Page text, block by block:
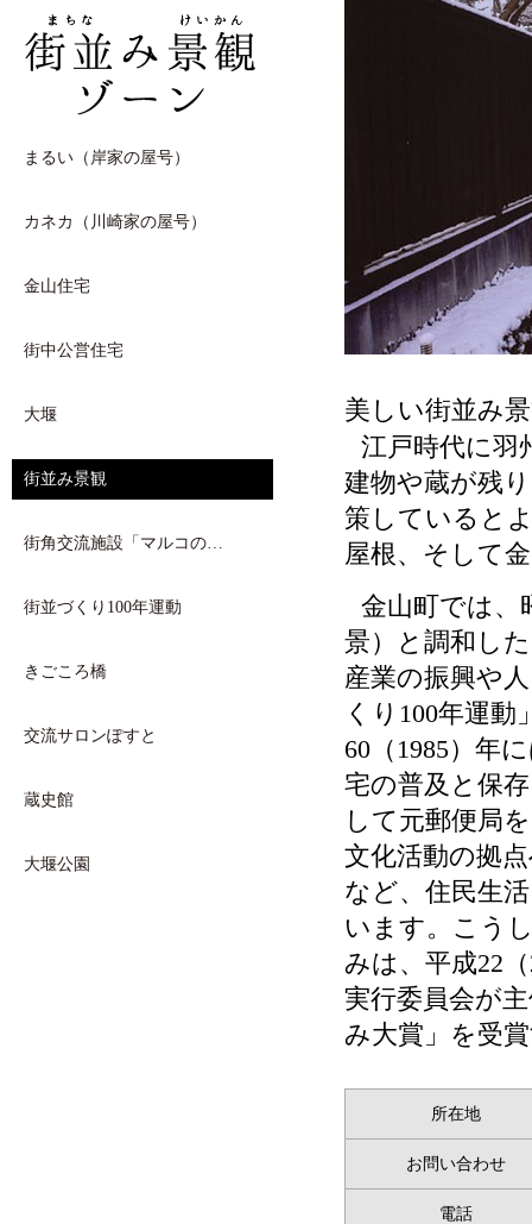
美しい街並み
江戸時代に羽
建物や蔵が残
策していると
屋根、そして
金山町では、
景）と調和し
産業の振興や
くり100年運
60（1985）年
宅の普及と保
して元郵便局
文化活動の拠
など、住民生
います。こう
みは、平成22
実行委員会が
み大賞」を受
所在地
お問い合わせ
電話
まるい（岸家の屋号）
カネカ（川崎家の屋号）
金山住宅
街中公営住宅
大堰
街並み景観
街角交流施設「マルコの…
街並づくり100年運動
きごころ橋
交流サロンぽすと
蔵史館
大堰公園